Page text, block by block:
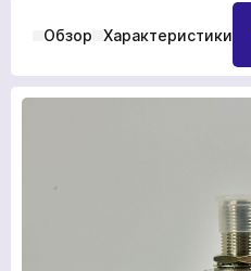
Обзор Характеристики